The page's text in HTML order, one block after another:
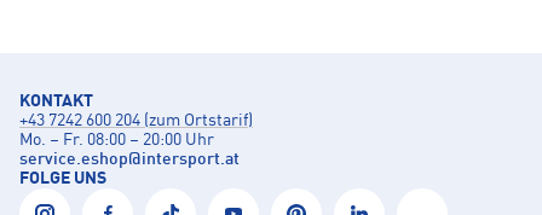
KONTAKT
+43 7242 600 204 (zum Ortstarif)
Mo. – Fr. 08:00 – 20:00 Uhr
service.eshop@intersport.at
FOLGE UNS